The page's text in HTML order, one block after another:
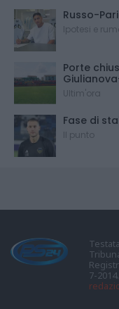
Russo-
Ipotesi e
Porte
Ultim'ora
Fase di
Il punto
7-